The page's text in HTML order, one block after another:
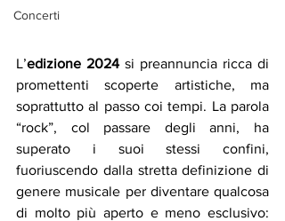
Concerti
L’edizione 2024 si preannuncia ricca di
promettenti scoperte artistiche, ma
soprattutto al passo coi tempi. La parola
“rock”, col passare degli anni, ha
superato i suoi stessi confini,
fuoriuscendo dalla stretta definizione di
genere musicale per diventare qualcosa
di molto più aperto e meno esclusivo: